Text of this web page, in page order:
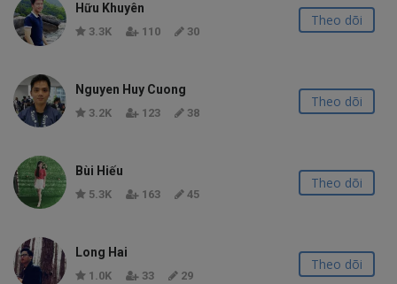
Hữu Khuyên
3.3K 110 30
Theo dõi
Nguyen Huy Cuong
3.2K 123 38
Theo dõi
Bùi Hiếu
5.3K 163 45
Theo dõi
Long Hai
1.0K 33 29
Theo dõi